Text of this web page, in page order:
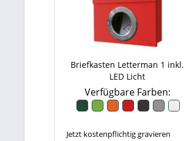
Briefkasten Letterman 1 inkl.
LED Licht
Verfügbare Farben:
Jetzt kostenpflichtig gravieren